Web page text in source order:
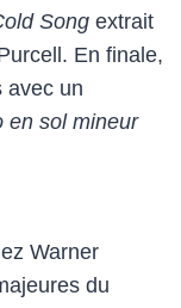
Song extrait
En finale,
avec un
en sol mineur
Warner
du